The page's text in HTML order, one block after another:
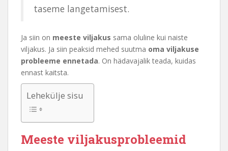
taseme langetamisest.
Ja siin on meeste viljakus sama oluline kui naiste
viljakus. Ja siin peaksid mehed suutma oma viljakuse
probleeme ennetada. On hädavajalik teada, kuidas
ennast kaitsta.
Lehekülje sisu
Meeste viljakusprobleemid